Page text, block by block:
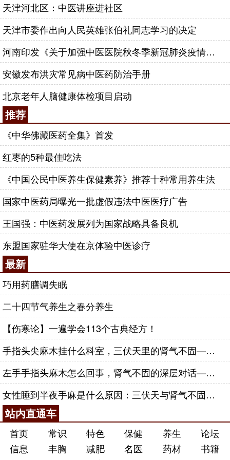
天津河北区：中医讲座进社区
天津市委作出向人民英雄张伯礼同志学习的决定
河南印发《关于加强中医医院秋冬季新冠肺炎疫情防控工作的通知》
安徽发布洪灾常见病中医药防治手册
北京老年人脑健康体检项目启动
推荐
《中华佛藏医药全集》首发
红枣的5种最佳吃法
《中国公民中医养生保健素养》推荐十种常用养生法
国家中医药局曝光一批虚假违法中医医疗广告
王国强：中医药发展列为国家战略具备良机
东盟国家驻华大使在京体验中医诊疗
最新
巧用药膳调失眠
二十四节气养生之春分养生
【伤寒论】一遍学会113个古典经方！
手指头尖麻木挂什么科室，三伏天里的肾气不固——肾合jjn
左手手指头麻木怎么回事，肾气不固的深层对话——肾合jjn
女性睡到半夜手麻是什么原因：三伏天与肾气不固的深层对话
站内直通车
首页 常识 特色 保健 养生
论坛
信息
丰胸 减肥 名医 药材
书籍